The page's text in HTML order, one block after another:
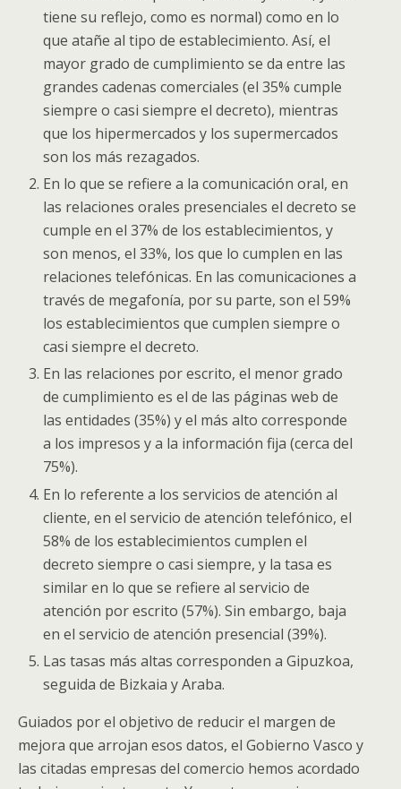
tiene su reflejo, como es normal) como en lo
que atañe al tipo de establecimiento. Así, el
mayor grado de cumplimiento se da entre las
grandes cadenas comerciales (el 35% cumple
siempre o casi siempre el decreto), mientras
que los hipermercados y los supermercados
son los más rezagados.
En lo que se refiere a la comunicación oral, en
las relaciones orales presenciales el decreto se
cumple en el 37% de los establecimientos, y
son menos, el 33%, los que lo cumplen en las
relaciones telefónicas. En las comunicaciones a
través de megafonía, por su parte, son el 59%
los establecimientos que cumplen siempre o
casi siempre el decreto.
En las relaciones por escrito, el menor grado
de cumplimiento es el de las páginas web de
las entidades (35%) y el más alto corresponde
a los impresos y a la información fija (cerca del
75%).
En lo referente a los servicios de atención al
cliente, en el servicio de atención telefónico, el
58% de los establecimientos cumplen el
decreto siempre o casi siempre, y la tasa es
similar en lo que se refiere al servicio de
atención por escrito (57%). Sin embargo, baja
en el servicio de atención presencial (39%).
Las tasas más altas corresponden a Gipuzkoa,
seguida de Bizkaia y Araba.
Guiados por el objetivo de reducir el margen de
mejora que arrojan esos datos, el Gobierno Vasco y
las citadas empresas del comercio hemos acordado